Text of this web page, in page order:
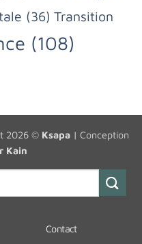
(36) Transition
(108)
2026 © Ksapa| Conception
Kain
Contact